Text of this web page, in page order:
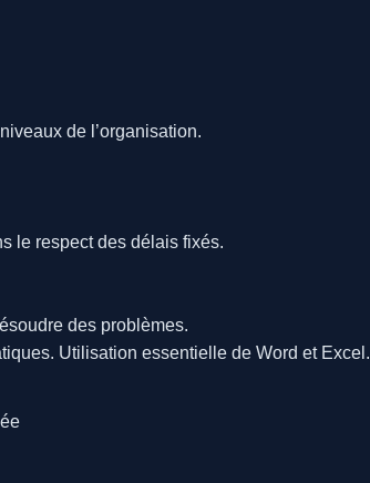
de l’organisation.
le respect des délais fixés.
des problèmes.
Utilisation essentielle de Word et Excel.